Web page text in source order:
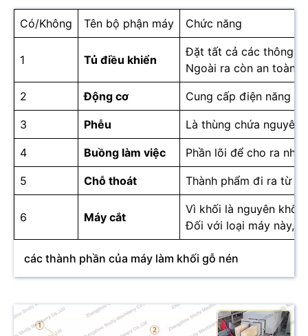
Có/Không Tên bộ phận máy Chức năng
1 Tủ điều khiển
Đặt tất cả các thông
Ngoài ra còn an toàn
2 Động cơ Cung cấp điện năng
3 Phễu Là thùng chứa nguyên
4 Buồng làm việc Phần lõi để cho ra
5 Chỗ thoát Thành phẩm đi ra từ
6 Máy cắt
Vì khối là nguyên khối
Đối với loại máy này,
các thành phần của máy làm khối gỗ nén